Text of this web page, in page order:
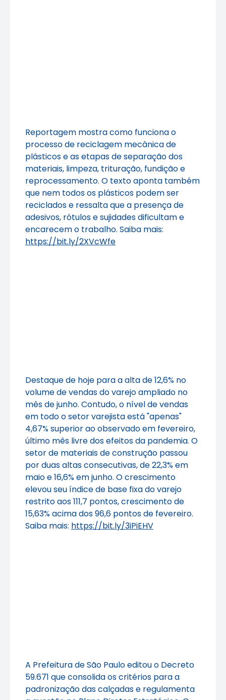
Reportagem mostra como funciona o
processo de reciclagem mecânica de
plásticos e as etapas de separação dos
materiais, limpeza, trituração, fundição e
reprocessamento. O texto aponta também
que nem todos os plásticos podem ser
reciclados e ressalta que a presença de
adesivos, rótulos e sujidades dificultam e
encarecem o trabalho. Saiba mais:
https://bit.ly/2XVcWfe
Destaque de hoje para a alta de 12,6% no
volume de vendas do varejo ampliado no
mês de junho. Contudo, o nível de vendas
em todo o setor varejista está "apenas"
4,67% superior ao observado em fevereiro,
último mês livre dos efeitos da pandemia. O
setor de materiais de construção passou
por duas altas consecutivas, de 22,3% em
maio e 16,6% em junho. O crescimento
elevou seu índice de base fixa do varejo
restrito aos 111,7 pontos, crescimento de
15,63% acima dos 96,6 pontos de fevereiro.
Saiba mais: https://bit.ly/3iPiEHV
A Prefeitura de São Paulo editou o Decreto
59.671 que consolida os critérios para a
padronização das calçadas e regulamenta